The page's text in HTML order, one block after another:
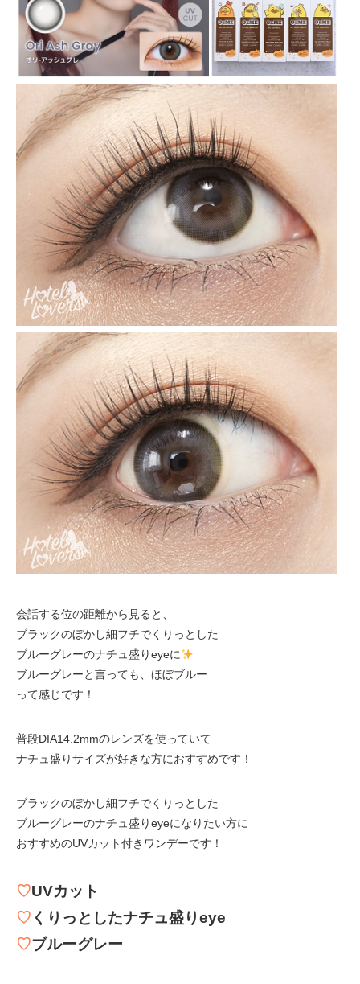
会話する位の距離から見ると、
ブラックのぼかし細フチでくりっとした
ブルーグレーのナチュ盛りeyeに
ブルーグレーと言っても、ほぼブルー
って感じです！
普段DIA14.2mmのレンズを使っていて
ナチュ盛りサイズが好きな方におすすめです！
ブラックのぼかし細フチでくりっとした
ブルーグレーのナチュ盛りeyeになりたい方に
おすすめのUVカット付きワンデーです！
♡UVカット
♡ くりっとしたナチュ盛りeye
♡ブルーグレー